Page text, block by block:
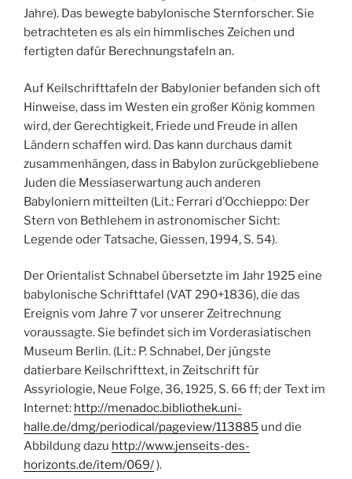
Jahre). Das bewegte babylonische Sternforscher. Sie
betrachteten es als ein himmlisches Zeichen und
fertigten dafür Berechnungstafeln an.
Auf Keilschrifttafeln der Babylonier befanden sich oft
Hinweise, dass im Westen ein großer König kommen
wird, der Gerechtigkeit, Friede und Freude in allen
Ländern schaffen wird. Das kann durchaus damit
zusammenhängen, dass in Babylon zurückgebliebene
Juden die Messiaserwartung auch anderen
Babyloniern mitteilten (Lit.: Ferrari d’Occhieppo: Der
Stern von Bethlehem in astronomischer Sicht:
Legende oder Tatsache, Giessen, 1994, S. 54).
Der Orientalist Schnabel übersetzte im Jahr 1925 eine
babylonische Schrifttafel (VAT 290+1836), die das
Ereignis vom Jahre 7 vor unserer Zeitrechnung
voraussagte. Sie befindet sich im Vorderasiatischen
Museum Berlin. (Lit.: P. Schnabel, Der jüngste
datierbare Keilschrifttext, in Zeitschrift für
Assyriologie, Neue Folge, 36, 1925, S. 66 ff; der Text im
Internet: http://menadoc.bibliothek.uni-
halle.de/dmg/periodical/pageview/113885 und die
Abbildung dazu http://www.jenseits-des-
horizonts.de/item/069/).